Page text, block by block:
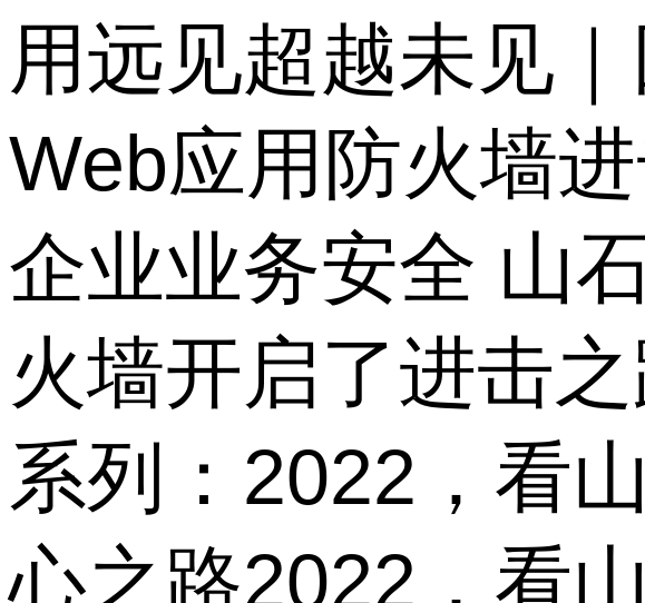
用远见超越未见
Web应用防火墙
企业业务安全 山
火墙开启了进击
系列：2022，看
心之路2022，看